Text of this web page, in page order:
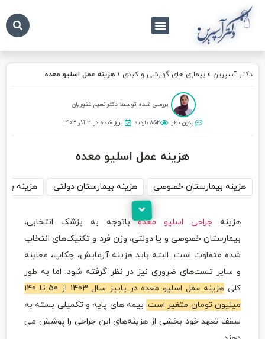
دکتر آسپرین » بیماری های گوارشی و کبدی » هزینه عمل اسلیو معده
بررسی شده توسط: دکتر نسیم غفوریان
بدون نظر 852 بازدید بروز شده در ۲۱ آذر ۱۴۰۳
هزینه عمل اسلیو معده
هزینه بیمارستان خصوصی هزینه بیمارستان دولتی هزینه با
هزینه جراحی اسلیو معدهباتوجه‌ به پزشک انتخابی،
بیمارستان خصوصی و یا دولتی، وزن فرد و تکنیک‌های انتخاب
شده متفاوت است.‌ البته باید هزینه آزمایش، چکاپ، معاینه
و سایر تست‌های ضروری نیز در نظر گرفته شود. اما به طور
کلی
هزینه عمل اسلیو معده در پاییز سال 1403 از 50 تا 140
میلیون تومان متغیر است. بیمه های پایه و تکمیلی بسته به
سقف تعهد خود بخشی از هزینه‌های این جراحی را پوشش می